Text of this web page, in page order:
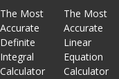
The Most
Accurate
Definite
Integral
Calculator
The Most
Accurate
Linear
Equation
Calculator